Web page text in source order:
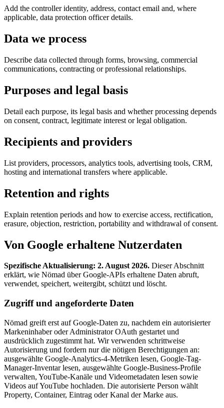
Add the controller identity, address, contact email and, where
applicable, data protection officer details.
Data we process
Describe data collected through forms, browsing, commercial
communications, contracting or professional relationships.
Purposes and legal basis
Detail each purpose, its legal basis and whether processing depends
on consent, contract, legitimate interest or legal obligation.
Recipients and providers
List providers, processors, analytics tools, advertising tools, CRM,
hosting and international transfers where applicable.
Retention and rights
Explain retention periods and how to exercise access, rectification,
erasure, objection, restriction, portability and withdrawal of consent.
Von Google erhaltene Nutzerdaten
Spezifische Aktualisierung: 2. August 2026. Dieser Abschnitt
erklärt, wie Nömad über Google-APIs erhaltene Daten abruft,
verwendet, speichert, weitergibt, schützt und löscht.
Zugriff und angeforderte Daten
Nömad greift erst auf Google-Daten zu, nachdem ein autorisierter
Markeninhaber oder Administrator OAuth gestartet und
ausdrücklich zugestimmt hat. Wir verwenden schrittweise
Autorisierung und fordern nur die nötigen Berechtigungen an:
ausgewählte Google-Analytics-4-Metriken lesen, Google-Tag-
Manager-Inventar lesen, ausgewählte Google-Business-Profile
verwalten, YouTube-Kanäle und Videometadaten lesen sowie
Videos auf YouTube hochladen. Die autorisierte Person wählt
Property, Container, Eintrag oder Kanal der Marke aus.